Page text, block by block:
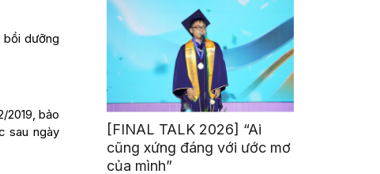
dưỡng
2019, bảo
sau ngày
[FINAL TALK 2026] “Ai
cũng xứng đáng với ước mơ
của mình”